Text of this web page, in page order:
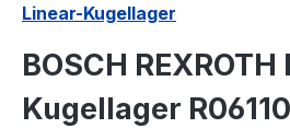
Linear-Kugellager
BOSCH
Kugellager